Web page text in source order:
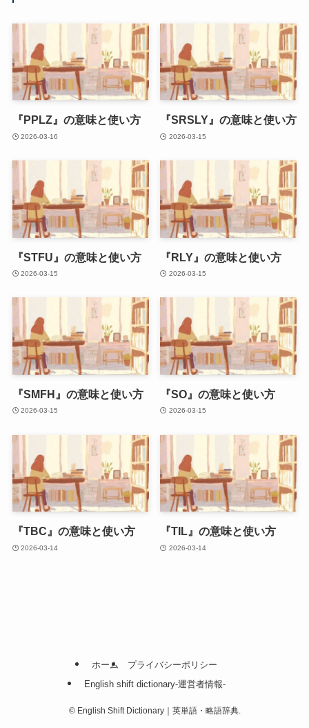
『PPLZ』の意味と使い方
2026-03-16
『SRSLY』の意味と使い方
2026-03-15
『STFU』の意味と使い方
2026-03-15
『RLY』の意味と使い方
2026-03-15
『SMFH』の意味と使い方
2026-03-15
『SO』の意味と使い方
2026-03-15
『TBC』の意味と使い方
2026-03-14
『TIL』の意味と使い方
2026-03-14
ホーム
プライバシーポリシー
English shift dictionary-運営者情報-
©English Shift Dictionary｜英単語・略語辞典.